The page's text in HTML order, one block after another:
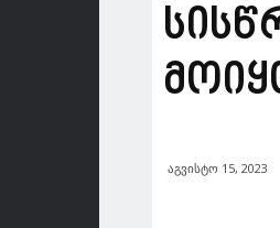
აგვისტო 15, 2023